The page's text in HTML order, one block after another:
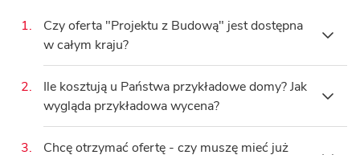
1.
Czy oferta "Projektu z Budową" jest dostępna
w całym kraju?
Polskę, a wykonawcy są w stanie dojechać
niemal do każdego miejsca w kraju. Podanie
województwa pomoże nam w przygotowaniu
2.
Ile kosztują u Państwa przykładowe domy? Jak
wygląda przykładowa wycena?
3. Chcę otrzymać ofertę - czy muszę mieć już